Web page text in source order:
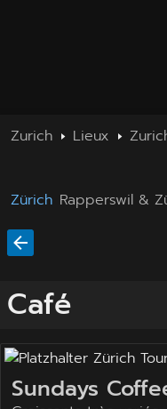
Zurich Lieux
Zürich Rapperswil &
Café
Sundays